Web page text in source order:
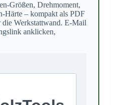
Größen, Drehmoment,
Härte – kompakt als PDF
Werkstattwand. E-Mail
anklicken,